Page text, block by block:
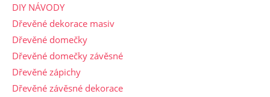
DIY NÁVODY
Dřevěné dekorace masiv
Dřevěné domečky
Dřevěné domečky závěsné
Dřevěné zápichy
Dřevěné závěsné dekorace